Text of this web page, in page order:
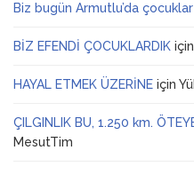
Biz bugün Armutlu’da
BİZ EFENDİ ÇOCUKLARDIK için
HAYAL ETMEK ÜZERİNE için
ÇILGINLIK BU, 1.250 km.
MesutTim